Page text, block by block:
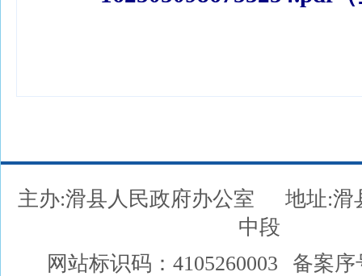
主办:滑县人民政府办公室
地址:滑
中段
网站标识码：4105260003
备案序